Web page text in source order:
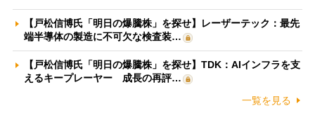
【戸松信博氏「明日の爆騰株」を探せ】レーザーテック：最先
端半導体の製造に不可欠な検査装…
【戸松信博氏「明日の爆騰株」を探せ】TDK：AIインフラを支
えるキープレーヤー 成長の再評…
一覧を見る